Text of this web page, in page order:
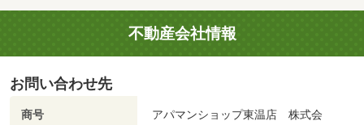
不動産会社情報
お問い合わせ先
商号
アパマンショップ東温店 株式会